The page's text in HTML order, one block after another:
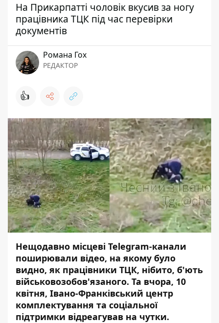
На Прикарпатті чоловік вкусив за ногу
працівника ТЦК під час перевірки
документів
Романа Гох
РЕДАКТОР
👍
Нещодавно місцеві Telegram-канали
поширювали відео, на якому було
видно, як працівники ТЦК, нібито, б'ють
військовозобов'язаного. Та вчора, 10
квітня, Івано-Франківський центр
комплектування та соціальної
підтримки відреагував на чутки.